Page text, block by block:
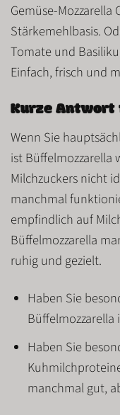
Gemüse-Mozzarella
Stärkemehlbasis.
Tomate und
Einfach, frisch und
Kurze
Wenn Sie
ist Büffelmozzarella
Milchzuckers nicht
manchmal
empfindlich auf
Büffelmozzarella
ruhig und gezielt.
Haben Sie
Büffelmozzarella
Haben Sie
manchmalgut,